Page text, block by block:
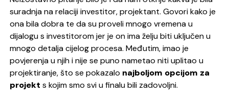
suradnja na relaciji investitor, projektant. Govori kako je
ona bila dobra te da su proveli mnogo vremena u
dijalogu s investitorom jer je on ima želju biti uključen u
mnogo detalja cijelog procesa. Međutim, imao je
povjerenja u njih i nije se puno nametao niti uplitao u
projektiranje, što se pokazalo najboljom opcijom za
projekt s kojim smo svi u finalu bili zadovoljni.